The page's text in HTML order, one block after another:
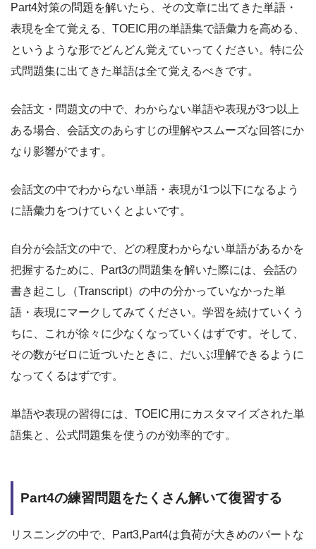
Part4対策の問題を解いたら、その文章に出てきた単語・
表現を全て覚える、TOEIC用の単語集で語彙力を高める、
というような形でどんどん覚えていってください。特に公
式問題集に出てきた単語は全て覚えるべきです。
会話文・問題文の中で、わからない単語や表現が3つ以上
ある場合、会話文のあらすじの理解やスムーズな回答にか
なり影響がでます。
会話文の中でわからない単語・表現が1つ以下になるよう
に語彙力をつけていくとよいです。
自分が会話文の中で、どの程度わからない単語があるかを
把握するために、Part3の問題集を解いた際には、会話の
書き起こし（Transcript）の中の分かっていなかった単
語・表現にマークしてみてください。学習を続けていくう
ちに、これが徐々に少なくなっていくはずです。そして、
その数がゼロに近づいたときに、だいぶ理解できるように
なってくるはずです。
単語や表現の習得には、TOEIC用にカスタマイズされた単
語集と、公式問題集を使うのが効率的です。
Part4の練習問題をたくさん解いて復習する
リスニングの中で、Part3,Part4は負荷が大きめのパートな